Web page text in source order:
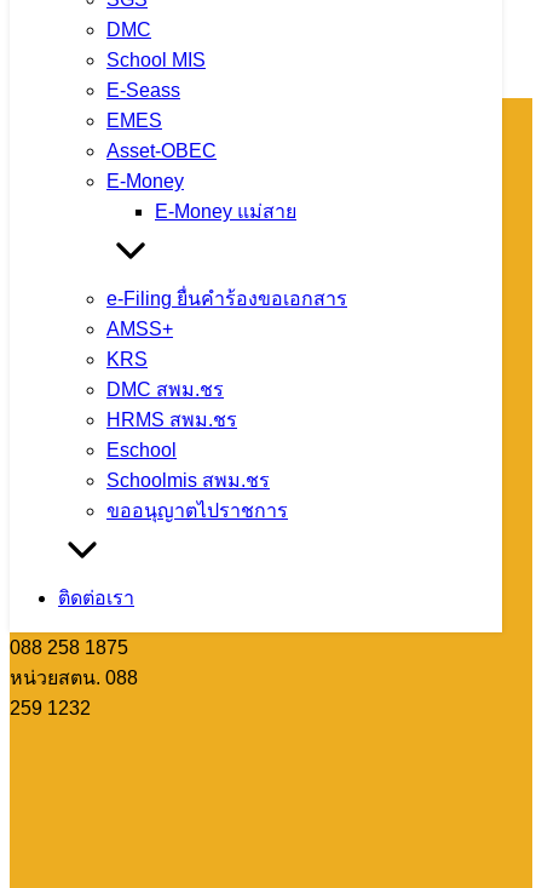
DMC
School MIS
E-Seass
EMES
Asset-OBEC
E-Money
E-Money แม่สาย
e-Filing ยื่นคำร้องขอเอกสาร
AMSS+
KRS
DMC สพม.ชร
HRMS สพม.ชร
Eschool
Schoolmis สพม.ชร
ขออนุญาตไปราชการ
ติดต่อเรา
จำนวนผู้ชม: 1,427
โทรศัพท์ : 0-
5360-1450
กลุ่มการเงินฯ
088 258 1870
กลุ่มแผนฯ 088
กลุ่มบุคคลฯ
088 258 1872
กลุ่มส่งเสริมฯ
088 258 1873
กลุ่มนิเทศฯ 088
258 1874
088 258 1875
หน่วยสตน. 088
259 1232